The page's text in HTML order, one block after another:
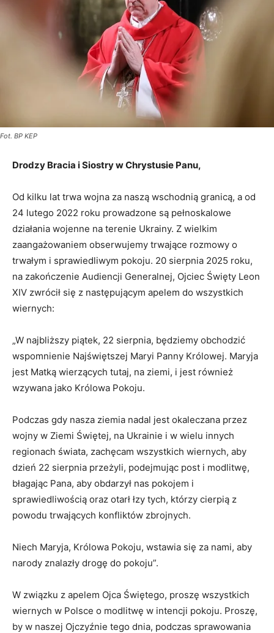
Fot. BP KEP
Drodzy Bracia i Siostry w Chrystusie Panu,
Od kilku lat trwa wojna za naszą wschodnią granicą, a od
24 lutego 2022 roku prowadzone są pełnoskalowe
działania wojenne na terenie Ukrainy. Z wielkim
zaangażowaniem obserwujemy trwające rozmowy o
trwałym i sprawiedliwym pokoju. 20 sierpnia 2025 roku,
na zakończenie Audiencji Generalnej, Ojciec Święty Leon
XIV zwrócił się z następującym apelem do wszystkich
wiernych:
„W najbliższy piątek, 22 sierpnia, będziemy obchodzić
wspomnienie Najświętszej Maryi Panny Królowej. Maryja
jest Matką wierzących tutaj, na ziemi, i jest również
wzywana jako Królowa Pokoju.
Podczas gdy nasza ziemia nadal jest okaleczana przez
wojny w Ziemi Świętej, na Ukrainie i w wielu innych
regionach świata, zachęcam wszystkich wiernych, aby
dzień 22 sierpnia przeżyli, podejmując post i modlitwę,
błagając Pana, aby obdarzył nas pokojem i
sprawiedliwością oraz otarł łzy tych, którzy cierpią z
powodu trwających konfliktów zbrojnych.
Niech Maryja, Królowa Pokoju, wstawia się za nami, aby
narody znalazły drogę do pokoju”.
W związku z apelem Ojca Świętego, proszę wszystkich
wiernych w Polsce o modlitwę w intencji pokoju. Proszę,
by w naszej Ojczyźnie tego dnia, podczas sprawowania